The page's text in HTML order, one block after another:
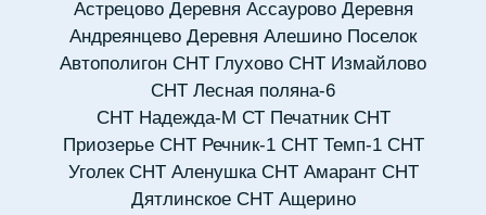
Астрецово Деревня Ассаурово Деревня
Андреянцево Деревня Алешино Поселок
Автополигон СНТ Глухово СНТ Измайлово
СНТ Лесная поляна-6
СНТ Надежда-М СТ Печатник СНТ
Приозерье СНТ Речник-1 СНТ Темп-1 СНТ
Уголек СНТ Аленушка СНТ Амарант СНТ
Дятлинское СНТ Ащерино